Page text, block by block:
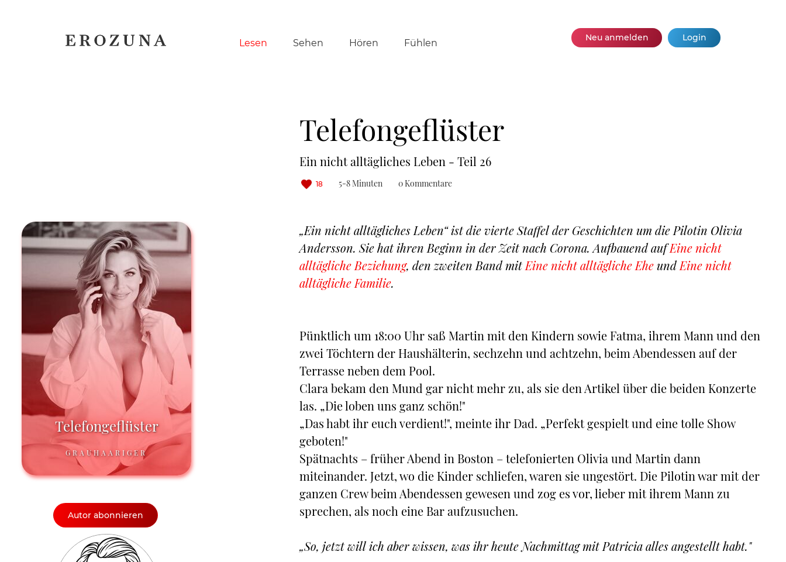
Navigation
Lesen Sehen Hören Fühlen Neu anmelden Login
Telefongeflüster
Ein nicht alltägliches Leben - Teil 26
18 5-8 Minuten 0 Kommentare
Telefongeflüster
GRAUHAARIGER
Autor abonnieren
„Ein nicht alltägliches Leben“ ist die vierte Staffel der Geschichten um die Pilotin Olivia
Andersson. Sie hat ihren Beginn in der Zeit nach Corona. Aufbauend aufEine nicht
alltägliche Beziehung, den zweiten Band mitEine nicht alltägliche EheundEine nicht
alltägliche Familie.
Pünktlich um 18:00 Uhr saß Martin mit den Kindern sowie Fatma, ihrem Mann und den
zwei Töchtern der Haushälterin, sechzehn und achtzehn, beim Abendessen auf der
Terrasse neben dem Pool.
Clara bekam den Mund gar nicht mehr zu, als sie den Artikel über die beiden Konzerte
las. „Die loben uns ganz schön!"
„Das habt ihr euch verdient!", meinte ihr Dad. „Perfekt gespielt und eine tolle Show
geboten!"
Spätnachts – früher Abend in Boston – telefonierten Olivia und Martin dann
miteinander. Jetzt, wo die Kinder schliefen, waren sie ungestört. Die Pilotin war mit der
ganzen Crew beim Abendessen gewesen und zog es vor, lieber mit ihrem Mann zu
sprechen, als noch eine Bar aufzusuchen.
„So, jetzt will ich aber wissen, was ihr heute Nachmittag mit Patricia alles angestellt habt."